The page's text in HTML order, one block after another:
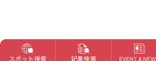
スポット検索 記事検索 EVENT &